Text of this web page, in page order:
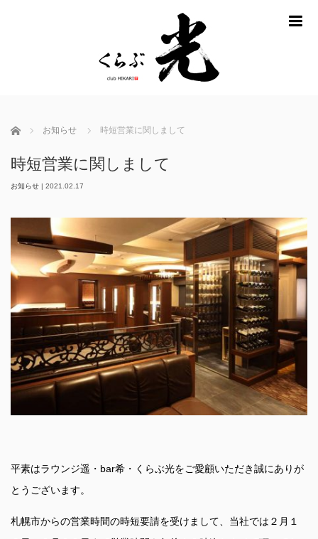
ホーム お知らせ 時短営業に関しまして
時短営業に関しまして
お知らせ | 2021.02.17
平素はラウンジ遥・bar希・くらぶ光をご愛顧いただき誠にありが
とうございます。
札幌市からの営業時間の時短要請を受けまして、当社では２月１